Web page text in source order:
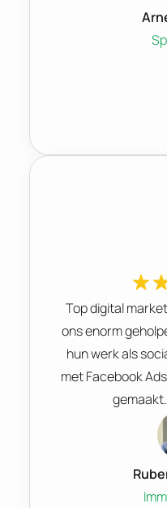
Top digital
ons enorm
hun werk als
met Facebook